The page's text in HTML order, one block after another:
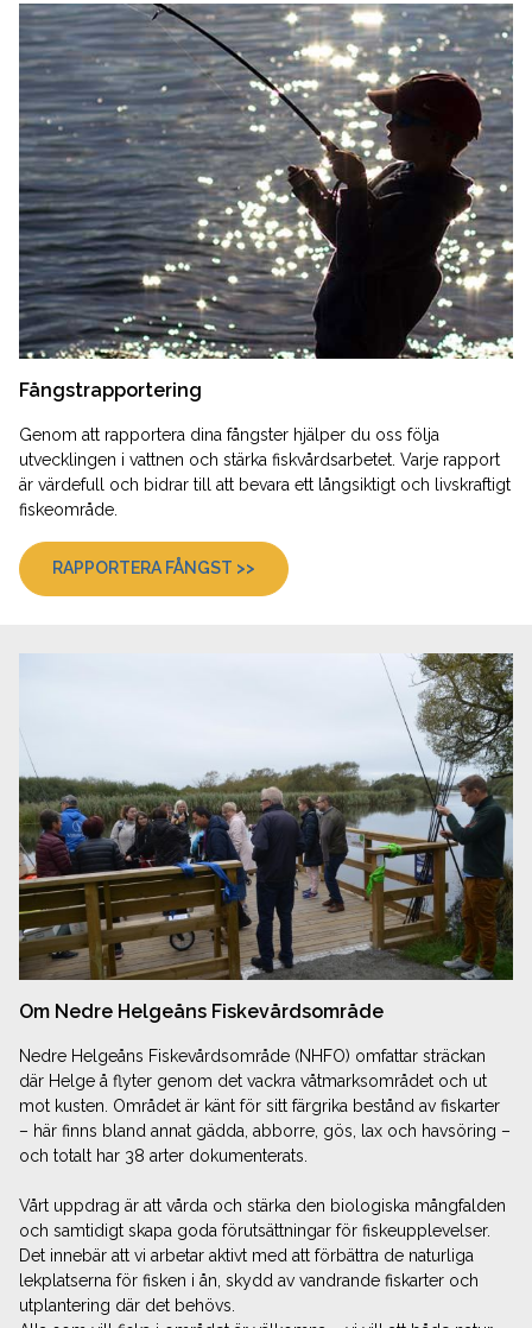
Fångstrapportering
Genom att rapportera dina fångster hjälper du oss följa
utvecklingen i vattnen och stärka fiskvårdsarbetet. Varje rapport
är värdefull och bidrar till att bevara ett långsiktigt och livskraftigt
fiskeområde.
RAPPORTERA FÅNGST >>
Om Nedre Helgeåns Fiskevårdsområde
Nedre Helgeåns Fiskevårdsområde (NHFO) omfattar sträckan
där Helge å flyter genom det vackra våtmarks­området och ut
mot kusten. Området är känt för sitt färgrika bestånd av fiskarter
– här finns bland annat gädda, abborre, gös, lax och havsöring –
och totalt har 38 arter dokumenterats.
Vårt uppdrag är att vårda och stärka den biologiska mångfalden
och samtidigt skapa goda förutsättningar för fiskeupplevelser.
Det innebär att vi arbetar aktivt med att förbättra de naturliga
lekplatserna för fisken i ån, skydd av vandrande fiskarter och
utplantering där det behövs.